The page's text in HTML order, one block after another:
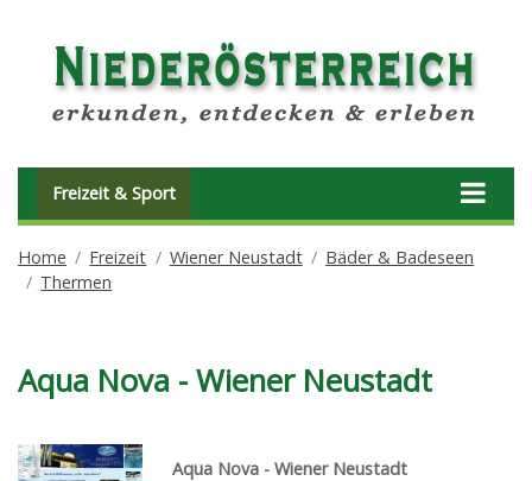
Freizeit & Sport
Home Freizeit Wiener Neustadt
Bäder & Badeseen
Thermen
Aqua Nova - Wiener Neustadt
Aqua Nova - Wiener Neustadt